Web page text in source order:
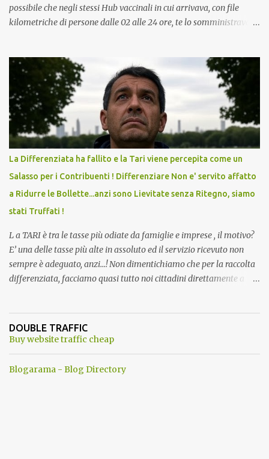
possibile che negli stessi Hub vaccinali in cui arrivava, con file
kilometriche di persone dalle 02 alle 24 ore, te lo somministravano
Vaccino come: l' Amaro del Capo, era "spettacolare Ghiacciato, ma
andava bene anche, a Temperatura Ambiente"! Riproponiamo
l'articolo per NON Dimenticare!
La Differenziata ha fallito e la Tari viene percepita come un
Salasso per i Contribuenti ! Differenziare Non e' servito affatto
a Ridurre le Bollette...anzi sono Lievitate senza Ritegno, siamo
stati Truffati !
L a TARI è tra le tasse più odiate da famiglie e imprese , il motivo?
E’ una delle tasse più alte in assoluto ed il servizio ricevuto non
sempre è adeguato, anzi…! Non dimentichiamo che per la raccolta
differenziata, facciamo quasi tutto noi cittadini direttamente a
come terrazzi o giardini). Inoltre dobbiamo perdere tempo a
dividere tutti i materiali. ...e lo facevamo inizialmente anche con
avremmo pagato tutti di meno . Ma quando mai? Ogni anno
DOUBLE TRAFFIC
Buy website traffic cheap
Blogarama - Blog Directory